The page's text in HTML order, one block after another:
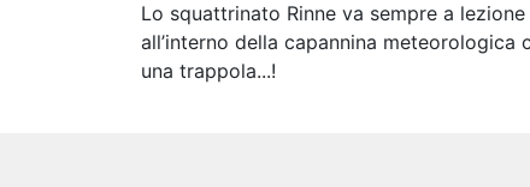
Lo squattrinato Rinne va sempre a
all’interno della capannina
una trappola...!